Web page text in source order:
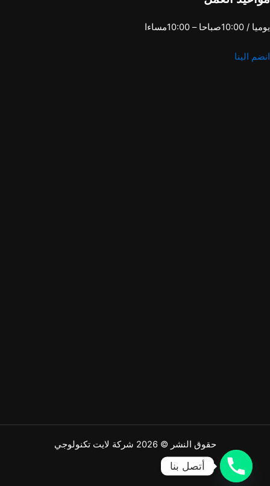
يوميا / 10:00صباحا – 10:00مساءا
انضم الينا
حقوق النشر © 2026 شركة لايت تكنولوجي
أتصل بنا